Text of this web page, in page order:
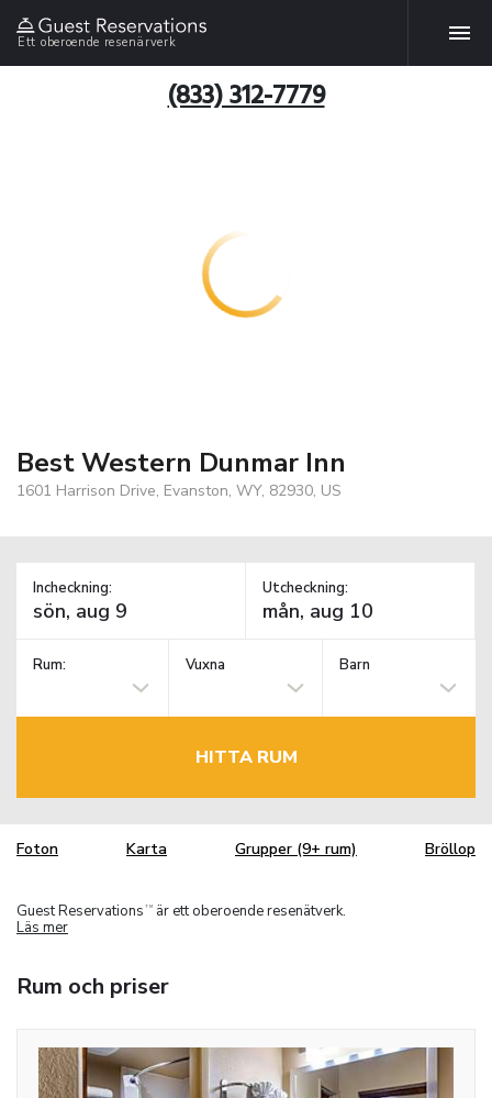
Ett oberoende resenärverk
(833) 312-7779
Best Western Dunmar Inn
1601 Harrison Drive, Evanston, WY, 82930, US
Incheckning: Utcheckning:
Rum: Vuxna Barn
HITTA RUM
Foton Karta Grupper (9+ rum) Bröllop
Guest Reservations TM
är ett oberoende resenätverk.
Läs mer
Rum och priser